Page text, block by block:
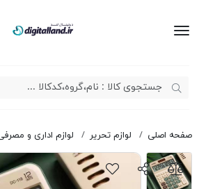
صفحه اصلی لوازم تحریر لوازم اداری و